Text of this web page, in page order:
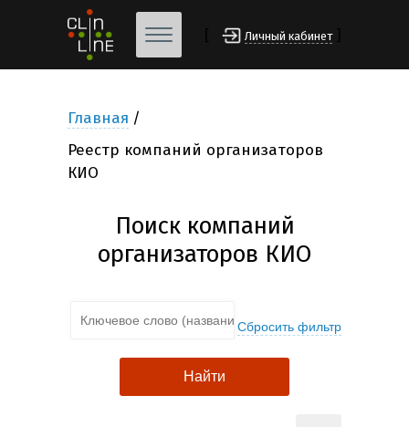
Личный кабинет
Главная
Реестр компаний организаторов
КИО
Поиск компаний
организаторов КИО